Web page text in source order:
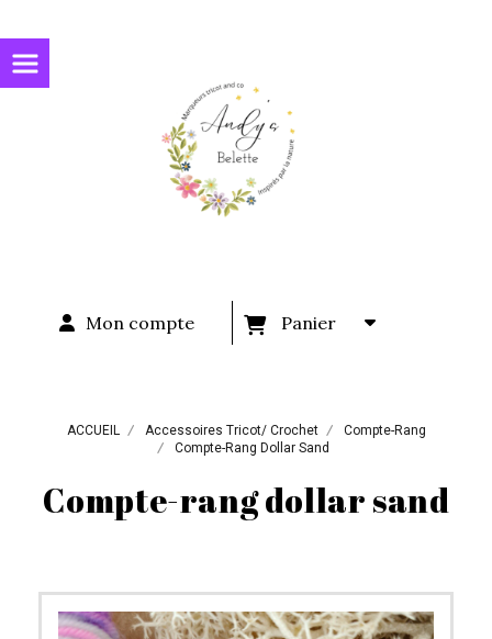
Mon compte Panier
ACCUEIL Accessoires Tricot/ Crochet
Compte-Rang
Compte-Rang Dollar Sand
Compte-rang dollar sand